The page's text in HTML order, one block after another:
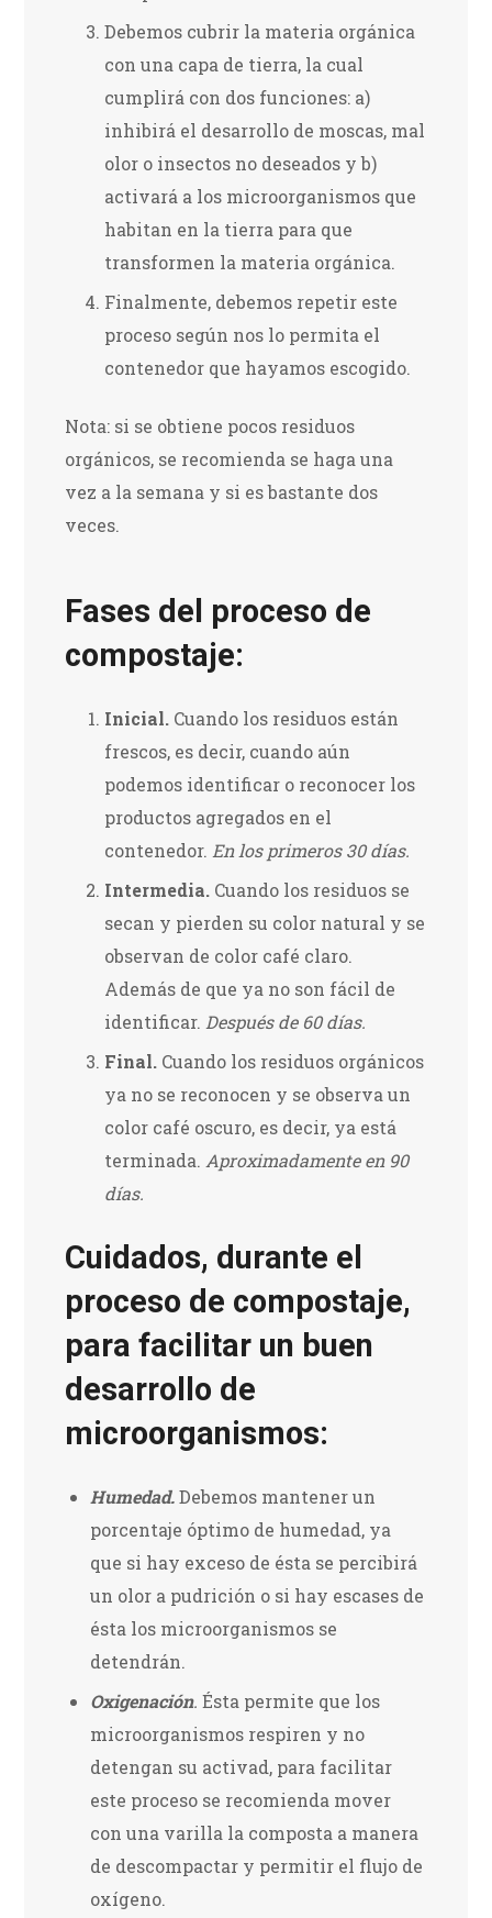
Debemos cubrir la materia orgánica
con una capa de tierra, la cual
cumplirá con dos funciones: a)
inhibirá el desarrollo de moscas, mal
olor o insectos no deseados y b)
activará a los microorganismos que
habitan en la tierra para que
transformen la materia orgánica.
Finalmente, debemos repetir este
proceso según nos lo permita el
contenedor que hayamos escogido.
Nota: si se obtiene pocos residuos
orgánicos, se recomienda se haga una
vez a la semana y si es bastante dos
veces.
Fases del proceso de
compostaje:
Inicial. Cuando los residuos están
frescos, es decir, cuando aún
podemos identificar o reconocer los
productos agregados en el
contenedor. En los primeros 30 días.
Intermedia. Cuando los residuos se
secan y pierden su color natural y se
observan de color café claro.
Además de que ya no son fácil de
identificar. Después de 60 días.
Final. Cuando los residuos orgánicos
ya no se reconocen y se observa un
color café oscuro, es decir, ya está
terminada. Aproximadamente en 90
días.
Cuidados, durante el
proceso de compostaje,
para facilitar un buen
desarrollo de
microorganismos:
Humedad.Debemos mantener un
porcentaje óptimo de humedad, ya
que si hay exceso de ésta se percibirá
un olor a pudrición o si hay escases de
ésta los microorganismos se
detendrán.
Oxigenación. Ésta permite que los
microorganismos respiren y no
detengan su activad, para facilitar
este proceso se recomienda mover
con una varilla la composta a manera
de descompactar y permitir el flujo de
oxígeno.